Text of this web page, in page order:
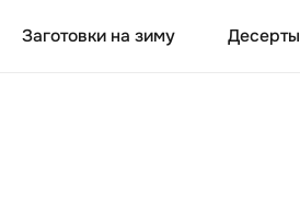
Заготовки на зиму Десерты